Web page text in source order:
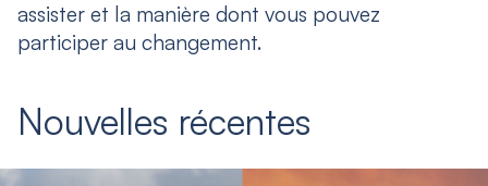
assister et la manière dont vous pouvez
participer au changement.
Nouvelles récentes